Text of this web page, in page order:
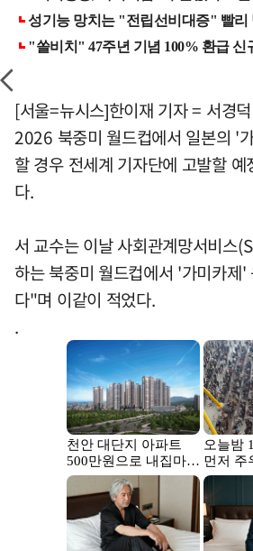
[서울=뉴시스]한이재 기자 = 서경
2026 북중미 월드컵에서 일본의 '
할 경우 전세계 기자단에 고발할
다.
서 교수는 이날 사회관계망서비스
하는 북중미 월드컵에서 '가미카제'
다"며 이같이 적었다.
.